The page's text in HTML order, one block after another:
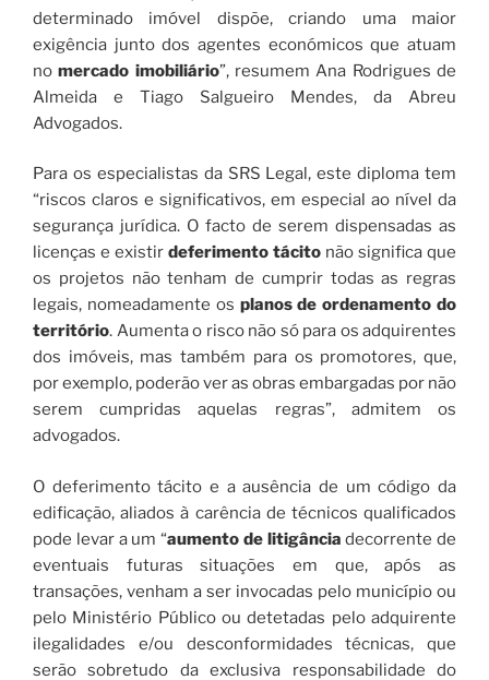
determinado imóvel dispõe, criando uma maior
exigência junto dos agentes económicos que atuam
no mercado imobiliário”, resumem Ana Rodrigues de
Almeida e Tiago Salgueiro Mendes, da Abreu
Advogados.
Para os especialistas da SRS Legal, este diploma tem
“riscos claros e significativos, em especial ao nível da
segurança jurídica. O facto de serem dispensadas as
licenças e existir deferimento tácito não significa que
os projetos não tenham de cumprir todas as regras
legais, nomeadamente os planos de ordenamento do
território. Aumenta o risco não só para os adquirentes
dos imóveis, mas também para os promotores, que,
por exemplo, poderão ver as obras embargadas por não
serem cumpridas aquelas regras”, admitem os
advogados.
O deferimento tácito e a ausência de um código da
edificação, aliados à carência de técnicos qualificados
pode levar a um “aumento de litigância decorrente de
eventuais futuras situações em que, após as
transações, venham a ser invocadas pelo município ou
pelo Ministério Público ou detetadas pelo adquirente
ilegalidades e/ou desconformidades técnicas, que
serão sobretudo da exclusiva responsabilidade do